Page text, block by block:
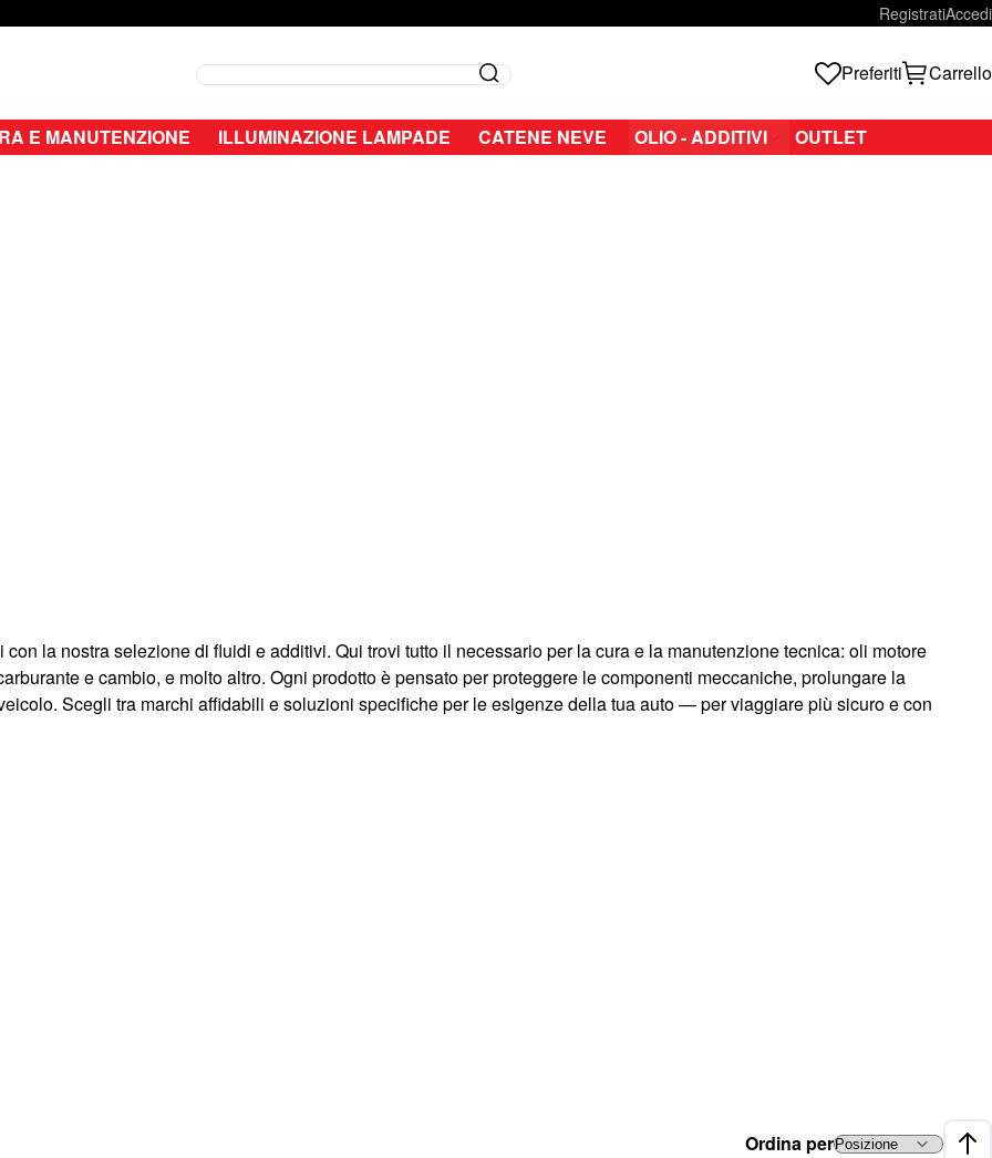
RegistratiAccedi
Search Search Preferiti Carrello
E MANUTENZIONE ILLUMINAZIONE LAMPADE CATENE NEVE OLIO - ADDITIVI OUTLET
la nostra selezione di fluidi e additivi. Qui trovi tutto il necessario per la cura e la manutenzione tecnica: oli motore
e cambio, e molto altro. Ogni prodotto è pensato per proteggere le componenti meccaniche, prolungare la
Scegli tra marchi affidabili e soluzioni specifiche per le esigenze della tua auto — per viaggiare più sicuro e con
Ordina per